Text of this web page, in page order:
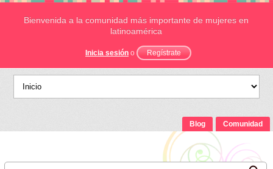
Bienvenida a la comunidad más importante de mujeres en
latinoamérica
Inicia sesión o Regístrate
Blog Comunidad